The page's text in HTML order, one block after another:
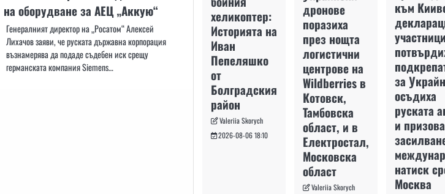
на оборудване за АЕЦ „Аккую“
Генералният директор на „Росатом“ Алексей
Лихачов заяви, че руската държавна корпорация
възнамерява да подаде съдебен иск срещу
германската компания Siemens…
хеликоптер:
Историята на
Иван
Пепеляшко
от
Болградския
район
Valeriia Skorych
2026-08-06 18:10
дронове
поразиха
през нощта
логистични
центрове на
Wildberries в
Котовск,
Тамбовска
област, и в
Електростал,
Московска
област
Valeriia Skorych
към
за
осъдиха
руската
и
натиск
Москва